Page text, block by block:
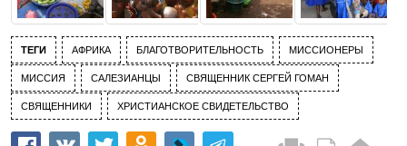
ТЕГИ АФРИКА БЛАГОТВОРИТЕЛЬНОСТЬ МИССИОНЕРЫ
МИССИЯ САЛЕЗИАНЦЫ СВЯЩЕННИК СЕРГЕЙ ГОМАН
СВЯЩЕННИКИ ХРИСТИАНСКОЕ СВИДЕТЕЛЬСТВО